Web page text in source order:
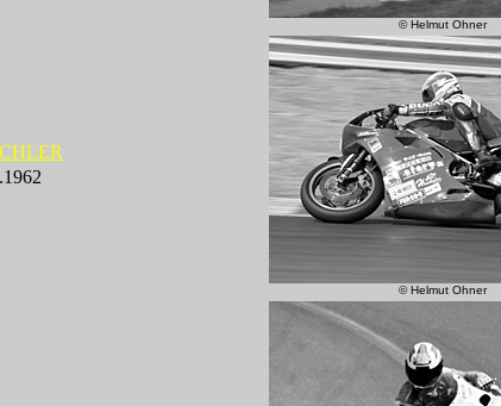
© Helmut Ohner
© Helmut Ohner